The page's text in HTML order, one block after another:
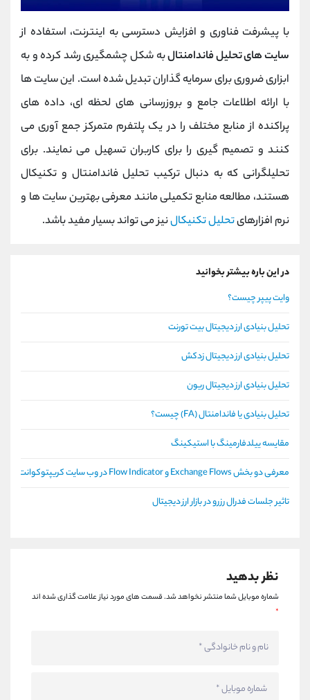
با پیشرفت فناوری و افزایش دسترسی به اینترنت، استفاده از
سایت های تحلیل فاندامنتالبه شکل چشمگیری رشد کرده و به
ابزاری ضروری برای سرمایه‌ گذاران تبدیل شده است. این سایت ‌ها
با ارائه اطلاعات جامع و بروزرسانی ‌های لحظه ‌ای، داده‌ های
پراکنده از منابع مختلف را در یک پلتفرم متمرکز جمع‌ آوری می
‌کنند و تصمیم‌ گیری را برای کاربران تسهیل می ‌نمایند. برای
تحلیلگرانی که به دنبال ترکیب تحلیل فاندامنتال و تکنیکال
هستند، مطالعه منابع تکمیلی مانند معرفی بهترین سایت‌ ها و
نرم ‌افزارهایتحلیل تکنیکالنیز می‌ تواند بسیار مفید باشد.
در این باره بیشتر بخوانید
وایت پیپر چیست؟
تحلیل بنیادی ارز دیجیتال بیت تورنت
تحلیل بنیادی ارز دیجیتال زدکش
تحلیل بنیادی ارز دیجیتال ریون
تحلیل بنیادی یا فاندامنتال (FA) چیست؟
مقایسه ییلدفارمینگ با استیکینگ
معرفی دو بخش Exchange Flows و Flow Indicator در وب سایت کریپتوکوانت
تاثیر جلسات فدرال رزرو در بازار ارز دیجیتال
نظر بدهید
شماره موبایل شما منتشر نخواهد شد.قسمت های مورد نیاز علامت گذاری شده اند
*